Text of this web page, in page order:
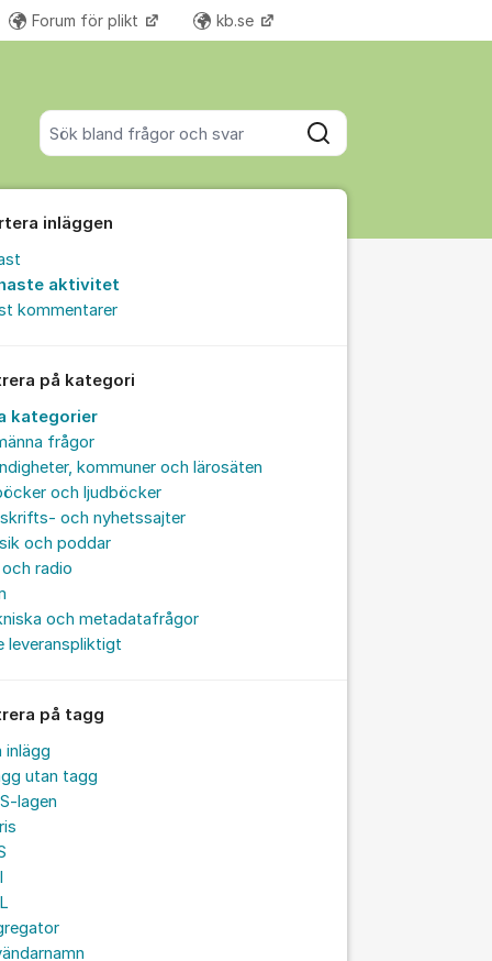
Sök bland alla inlägg
Sök
Forum för plikt kb.se Fler supportlänkar
inläggen
aktivitet
kommentarer
på kategori
kategorier
frågor
kommuner och lärosäten
och ljudböcker
och nyhetssajter
och poddar
radio
och metadatafrågor
leveranspliktigt
på tagg
inlägg
utan tagg
lagen